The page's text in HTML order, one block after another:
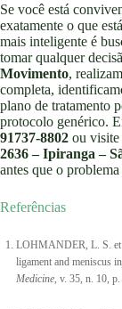
Se você está
exatamente o que
mais inteligente é
tomar qualquer
Movimento,
completa,
plano de tratamento
protocolo genérico.
91737-8802 ou visite
2636 – Ipiranga –
antes que o problema
Referências
LOHMANDER, L. S. et
ligament and meniscus
Medicine, v. 35, n. 10,